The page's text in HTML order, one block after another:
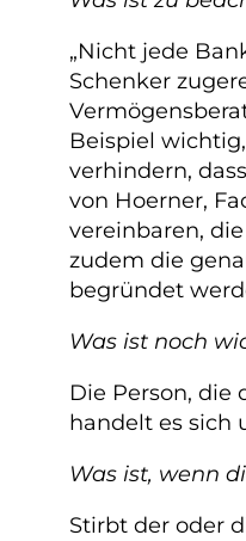
„Nicht jede
Schenker
Beispiel
verhindern,
von Hoerner,
vereinbaren,
zudem die
begründet
Was ist noch
Die Person, die
handelt es sich
Was ist, wenn
Stirbt der oder